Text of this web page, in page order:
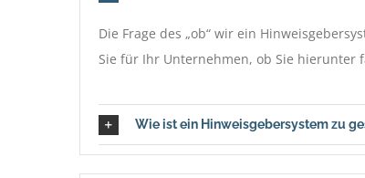
Die Frage des „ob“ wir ein
Sie für Ihr Unternehmen, ob Sie hierunter
Wie ist ein Hinweisgebersystem zu